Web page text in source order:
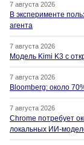
7 августа 2026
В эксперименте
агента
7 августа 2026
Модель Kimi K3 с
7 августа 2026
Bloomberg: около
7 августа 2026
Chrome потребует
локальных ИИ-